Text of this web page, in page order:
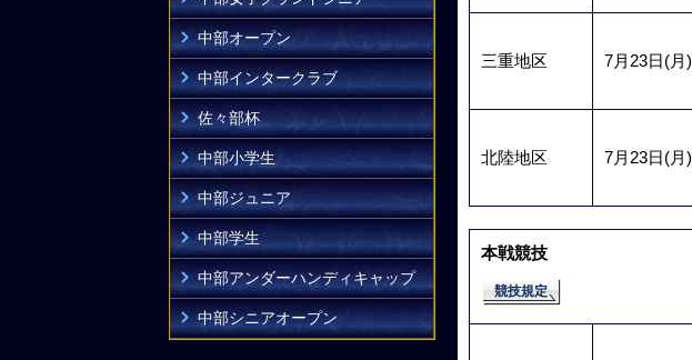
中部オープン
中部インタークラブ
佐々部杯
中部小学生
中部ジュニア
中部学生
中部アンダーハンディキャップ
中部シニアオープン
三重地区 7月23日(月)
北陸地区 7月23日(月)
本戦競技
競技規定